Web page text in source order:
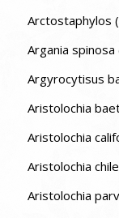
Arctostaphylos
Argania
Argyrocytisus
Aristolochia
Aristolochia
Aristolochia
Aristolochia